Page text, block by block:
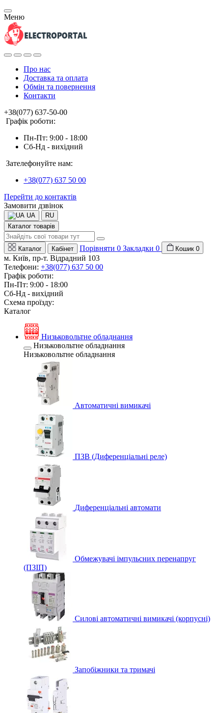
Меню
Про нас
Доставка та оплата
Обмін та повернення
Контакти
+38(077) 637-50-00
Графік роботи:
Пн-Пт: 9:00 - 18:00
Сб-Нд - вихідний
Зателефонуйте нам:
+38(077) 637 50 00
Перейти до контактів
Замовити дзвінок
UA
RU
Каталог товарів
Каталог Кабінет Порівняти 0 Закладки 0 Кошик 0
м. Київ, пр-т. Відрадний 103
Телефони: +38(077) 637 50 00
Графік роботи:
Пн-Пт: 9:00 - 18:00
Сб-Нд - вихідний
Схема проїзду:
Каталог
Низьковольтне обладнання
Низьковольтне обладнання
Низьковольтне обладнання
Автоматичні вимикачі
ПЗВ (Диференціальні реле)
Диференціальні автомати
Обмежувачі імпульсних перенапруг
(ПЗІП)
Силові автоматичні вимикачі (корпусні)
Запобіжники та тримачі